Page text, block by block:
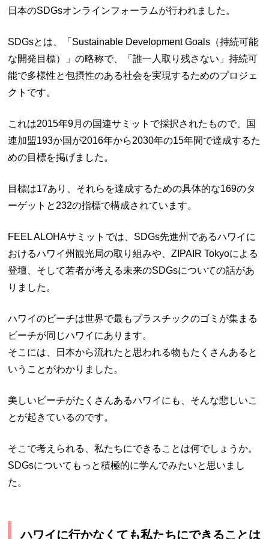
日本のSDGsオンラインフォーラムが行われました。
SDGsとは、「Sustainable Development Goals（持続可能
な開発目標）」の略称で、「誰一人取り残さない」持続可
能で多様性と包摂性のある社会を実現するためのプロジェ
クトです。
これは2015年9月の国連サミットで採択されたもので、国
連加盟193か国が2016年から2030年の15年間で達成するた
めの目標を掲げました。
目標は17あり、それらを達成するための具体的な169のタ
ーゲットと232の指標で構成されています。
FEEL ALOHAサミットでは、SDGs先進州であるハワイに
おけるハワイ州観光局の取り組みや、ZIPAIR Tokyoによる
登壇、そして若者が考える未来のSDGsについての話があ
りました。
ハワイのビーチは世界で最もプラスチックのゴミが集まる
ビーチが同じハワイにあります。
そこには、日本から流れたと思われる物もたくさんあると
いうことがわかりました。
美しいビーチがたくさんあるハワイにも、そんな悲しいこ
とが起きているのです。
そこで考えられる、私たちにできることは何でしょうか。
SDGsについてもっと積極的に学んでみたいと思いまし
た。
ハワイに行かなくても私たちにできることは